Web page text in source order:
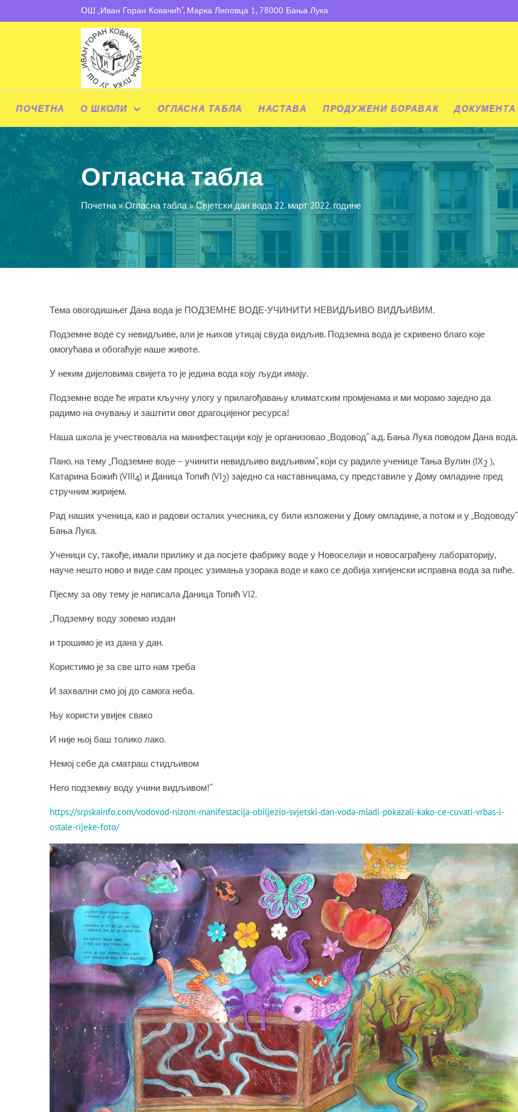
ОШ „Иван Горан Ковачић“, Марка Липовца 1, 78000 Бања Лука
ПОЧЕТНА О ШКОЛИ ОГЛАСНА ТАБЛА НАСТАВА ПРОДУЖЕНИ БОРАВАК ДОКУМЕНТА
Огласна табла
Почетна»Огласна табла»Свјетски дан вода 22. март 2022. године
Тема овогодишњег Дана вода је ПОДЗЕМНЕ ВОДЕ-УЧИНИТИ НЕВИДЉИВО ВИДЉИВИМ.
Подземне воде су невидљиве, али је њихов утицај свуда видљив. Подземна вода је скривено благо које
омогућава и обогаћује наше животе.
У неким дијеловима свијета то је једина вода коју људи имају.
Подземне воде ће играти кључну улогу у прилагођавању климатским промјенама и ми морамо заједно да
радимо на очувању и заштити овог драгоцијеног ресурса!
Наша школа је учествовала на манифестацији коју је организовао „Водовод“ а.д. Бања Лука поводом Дана вода.
Пано, на тему „Подземне воде – учинити невидљиво видљивим“, који су радиле ученице Тања Вулин (IX2 ),
Катарина Божић (VIII4) и Даница Топић (VI2) заједно са наставницама, су представиле у Дому омладине пред
стручним жиријем.
Рад наших ученица, као и радови осталих учесника, су били изложени у Дому омладине, а потом и у „Водоводу“
Бања Лука.
Ученици су, такође, имали прилику и да посјете фабрику воде у Новоселији и новосаграђену лабoраторију,
науче нешто ново и виде сам процес узимања узорака воде и како се добија хигијенски исправна вода за пиће.
Пјесму за ову тему је написала Даница Топић VI2.
„Подземну воду зовемо издан
и трошимо је из дана у дан.
Користимо је за све што нам треба
И захвални смо јој до самога неба.
Њу користи увијек свако
И није њој баш толико лако.
Немој себе да сматраш стидљивом
Него подземну воду учини видљивом!“
https://srpskainfo.com/vodovod-nizom-manifestacija-obiljezio-svjetski-dan-voda-mladi-pokazali-kako-ce-cuvati-vrbas-i-
ostale-rijeke-foto/